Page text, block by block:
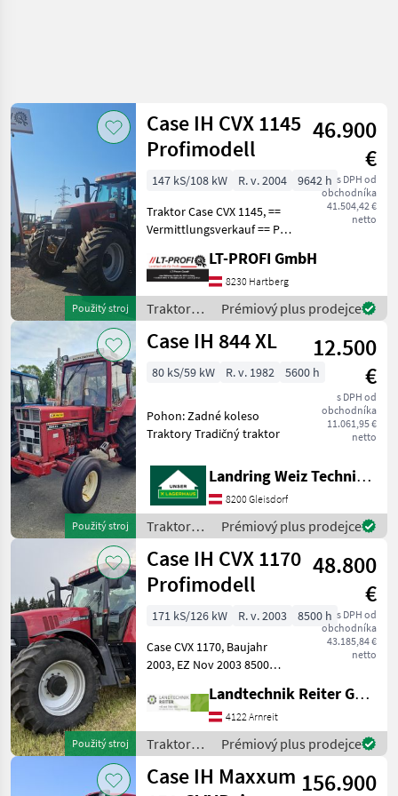
Použitý stroj
Case IH CVX 1145
Profimodell
46.900
€
s DPH od
obchodníka
41.504,42 €
netto
147 kS/108 kW R. v. 2004
9642 h
Traktor Case CVX 1145, ==
Vermittlungsverkauf == PS
el. Heckstg., Stemplinger FH
mit Außenbedienung, 1x
DW Leitung vorne, Stemplin
LT-PROFI GmbH
8230 Hartberg
Traktory /
Case IH
Prémiový plus prodejce
Použitý stroj
Case IH 844 XL
12.500
€
s DPH od
obchodníka
11.061,95 €
netto
80 kS/59 kW R. v. 1982 5600 h
Pohon: Zadné koleso
Traktory Tradičný traktor
Landring Weiz Technikzentrum Süd
8200 Gleisdorf
Traktory /
Case IH
Prémiový plus prodejce
Použitý stroj
Case IH CVX 1170
Profimodell
48.800
€
s DPH od
obchodníka
43.185,84 €
netto
171 kS/126 kW R. v. 2003
8500 h
Case CVX 1170, Baujahr
2003, EZ Nov 2003 8500
Frontzapfwelle Druckluft
hydr. Bremse 4 elektr. Stg.
Load Sensing Pumpe
113Liter Power
Landtechnik Reiter GmbH.
4122 Arnreit
Traktory /
Case IH
Prémiový plus prodejce
Case IH Maxxum 156.900